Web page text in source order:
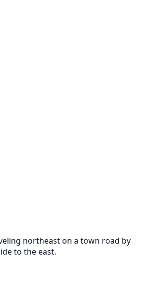
northeast on a town road by
to the east.